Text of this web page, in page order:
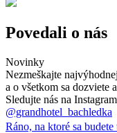
Povedali o nás
Novinky
Nezmeškajte
a o všetkom sa dozviete
Sledujte nás na
@grandhotel_bachledka
Ráno, na ktoré sa